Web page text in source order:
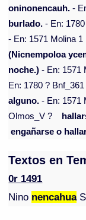
oninonencauh. -
burlado. - En:
- En: 1571 Molina 1
(Nicnempoloa
noche.) - En: 1571
En: 1780 ? Bnf_361
alguno. - En: 1571
Olmos_V ?
engañarse o
Textos en
0r 1491
Nino nencahua